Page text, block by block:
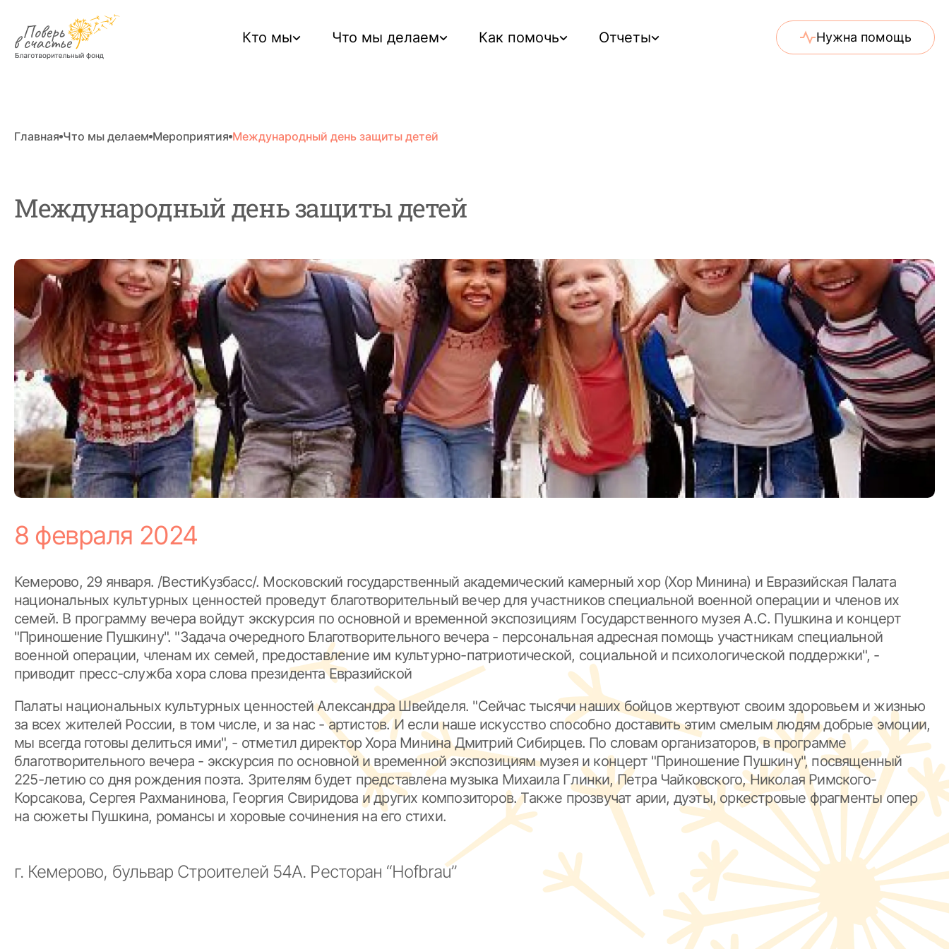
Кто мы Что мы делаем Как помочь Отчеты Нужна помощь
Главная Что мы делаем Мероприятия Международный день защиты детей
Международный день защиты детей
8 февраля 2024
Кемерово, 29 января. /ВестиКузбасс/. Московский государственный академический камерный хор (Хор Минина) и Евразийская Палата
национальных культурных ценностей проведут благотворительный вечер для участников специальной военной операции и членов их
семей. В программу вечера войдут экскурсия по основной и временной экспозициям Государственного музея А.С. Пушкина и концерт
"Приношение Пушкину". "Задача очередного Благотворительного вечера - персональная адресная помощь участникам специальной
военной операции, членам их семей, предоставление им культурно-патриотической, социальной и психологической поддержки", -
приводит пресс-служба хора слова президента Евразийской
Палаты национальных культурных ценностей Александра Швейделя. "Сейчас тысячи наших бойцов жертвуют своим здоровьем и жизнью
за всех жителей России, в том числе, и за нас - артистов. И если наше искусство способно доставить этим смелым людям добрые эмоции,
мы всегда готовы делиться ими", - отметил директор Хора Минина Дмитрий Сибирцев. По словам организаторов, в программе
благотворительного вечера - экскурсия по основной и временной экспозициям музея и концерт "Приношение Пушкину", посвященный
225-летию со дня рождения поэта. Зрителям будет представлена музыка Михаила Глинки, Петра Чайковского, Николая Римского-
Корсакова, Сергея Рахманинова, Георгия Свиридова и других композиторов. Также прозвучат арии, дуэты, оркестровые фрагменты опер
на сюжеты Пушкина, романсы и хоровые сочинения на его стихи.
г. Кемерово, бульвар Строителей 54А. Ресторан “Hofbrau”